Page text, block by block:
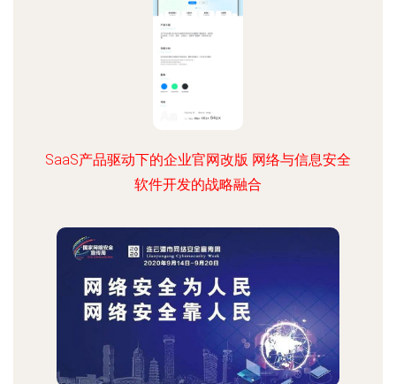
SaaS产品驱动下的企业官网改版 网络与信息安全
软件开发的战略融合